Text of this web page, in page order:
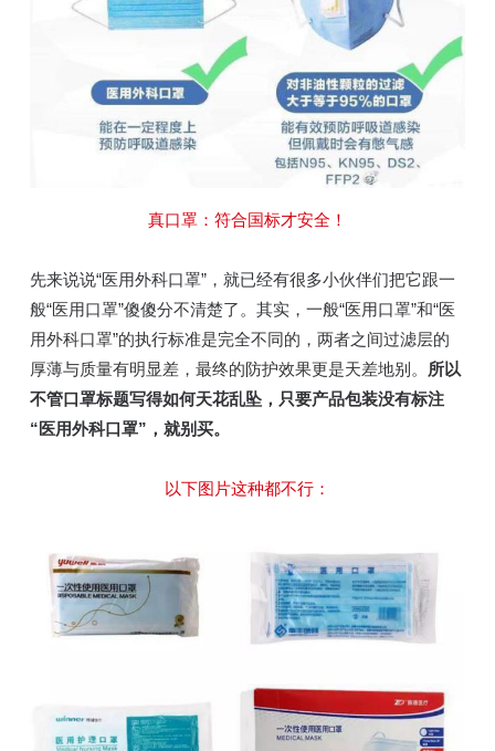
真口罩：符合国标才安全！
先来说说“医用外科口罩”，就已经有很多小伙伴们把它跟一
般“医用口罩”傻傻分不清楚了。其实，一般“医用口罩”和“医
用外科口罩”的执行标准是完全不同的，两者之间过滤层的
厚薄与质量有明显差，最终的防护效果更是天差地别。 所以
不管口罩标题写得如何天花乱坠，只要产品包装没有标注
“医用外科口罩”，就别买。
以下图片这种都不行：